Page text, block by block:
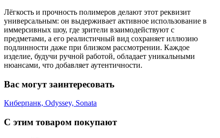
Лёгкость и прочность полимеров делают этот реквизит
универсальным: он выдерживает активное использование в
иммерсивных шоу, где зрители взаимодействуют с
предметами, а его реалистичный вид сохраняет иллюзию
подлинности даже при близком рассмотрении. Каждое
изделие, будучи ручной работой, обладает уникальными
нюансами, что добавляет аутентичности.
Вас могут заинтересовать
Киберпанк, Odyssey, Sonata
С этим товаром покупают